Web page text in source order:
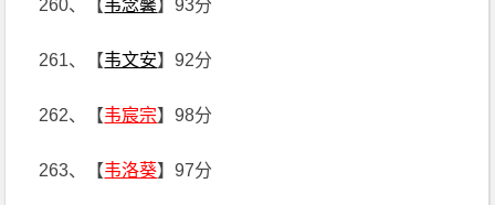
260、【韦念馨】93分
261、【韦文安】92分
262、【韦宸宗】98分
263、【韦洛葵】97分